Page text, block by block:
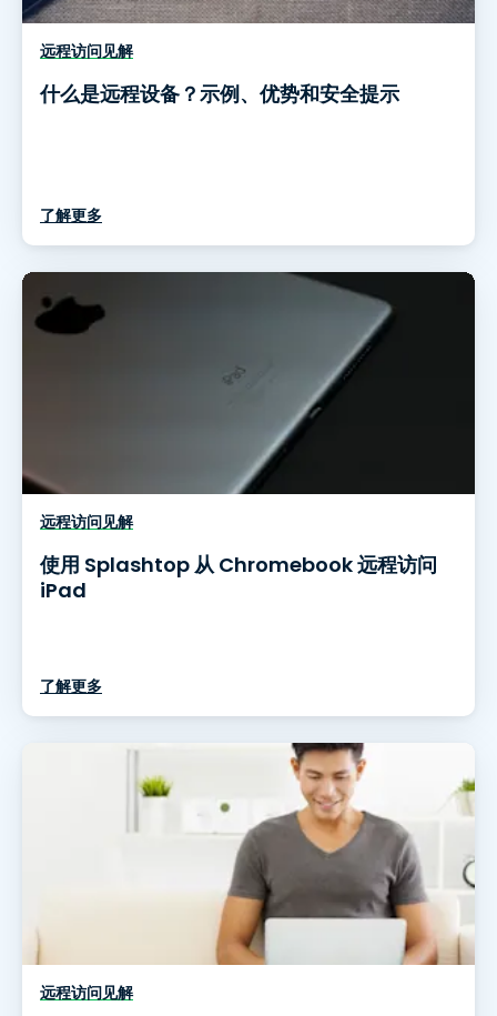
远程访问见解
什么是远程设备？示例、优势和安全提示
了解更多
远程访问见解
使用 Splashtop 从 Chromebook 远程访问
iPad
了解更多
远程访问见解